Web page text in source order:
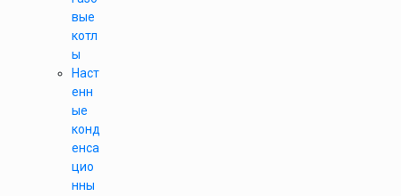
вые
котл
ы
Наст
енн
ые
конд
енса
цио
нны